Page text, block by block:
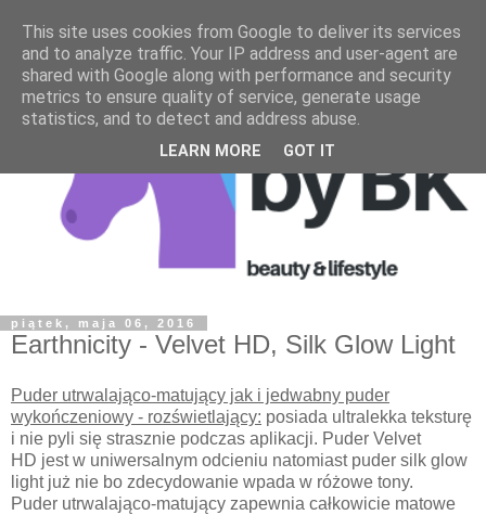
piątek, maja 06, 2016
Earthnicity - Velvet HD, Silk Glow Light
Puder utrwalająco-matujący jak i jedwabny puder
wykończeniowy - rozświetlający: posiada ultralekka teksturę
i nie pyli się strasznie podczas aplikacji. Puder Velvet
HD jest w uniwersalnym odcieniu natomiast puder silk glow
light już nie bo zdecydowanie wpada w różowe tony.
Puder utrwalająco-matujący zapewnia całkowicie matowe
This site uses cookies from Google to deliver its services
and to analyze traffic. Your IP address and user-agent are
shared with Google along with performance and security
metrics to ensure quality of service, generate usage
statistics, and to detect and address abuse.
LEARN MORE GOT IT